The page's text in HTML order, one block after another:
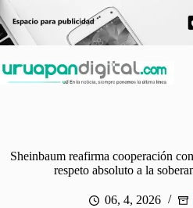
al
contenido
Sheinbaum reafirma cooperación
respeto absoluto a la
06, 4, 2026